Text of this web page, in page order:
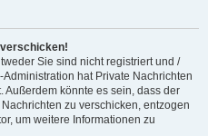
Sie sind nicht registriert und /
hat Private Nachrichten
Außerdem könnte es sein, dass der
zu verschicken, entzogen
um weitere Informationen zu